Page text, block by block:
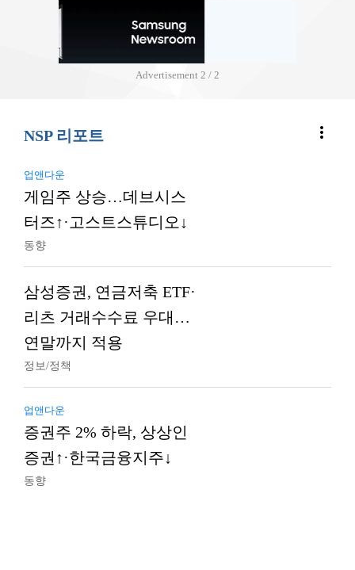
Advertisement 2 / 2
NSP 리포트 more_vert
업앤다운
게임주 상승…데브시스
터즈↑·고스트스튜디오↓
동향
삼성증권, 연금저축 ETF·
리츠 거래수수료 우대…
연말까지 적용
정보/정책
업앤다운
증권주 2% 하락, 상상인
증권↑·한국금융지주↓
동향